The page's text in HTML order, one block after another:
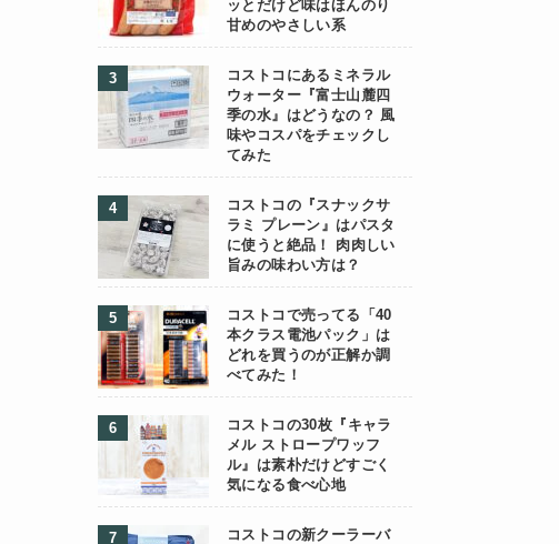
ッとだけど味はほんのり
甘めのやさしい系
コストコにあるミネラル
ウォーター『富士山麓四
季の水』はどうなの？ 風
味やコスパをチェックし
てみた
コストコの『スナックサ
ラミ プレーン』はパスタ
に使うと絶品！ 肉肉しい
旨みの味わい方は？
コストコで売ってる「40
本クラス電池パック」は
どれを買うのが正解か調
べてみた！
コストコの30枚『キャラ
メル ストロープワッフ
ル』は素朴だけどすごく
気になる食べ心地
コストコの新クーラーバ